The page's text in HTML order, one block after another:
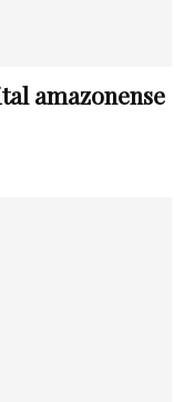
amazonense